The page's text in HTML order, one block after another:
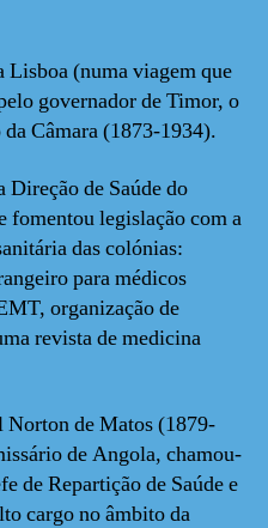
Lisboa (numa viagem que
governador de Timor, o
Câmara (1873-1934).
Direção de Saúde do
fomentou legislação com a
das colónias:
para médicos
organização de
revista de medicina
Norton de Matos (1879-
de Angola, chamou-
de Repartição de Saúde e
cargo no âmbito da